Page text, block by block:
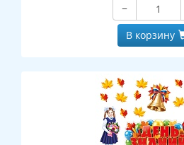
−
В корзину